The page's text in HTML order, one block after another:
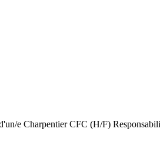
e Charpentier CFC (H/F)